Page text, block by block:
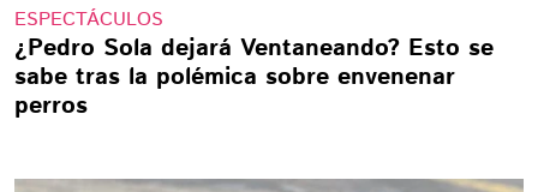
ESPECTÁCULOS
¿Pedro Sola dejará Ventaneando? Esto se
sabe tras la polémica sobre envenenar
perros